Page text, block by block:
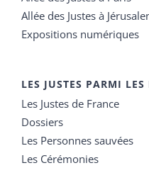
Allée des Justes à
Expositions numériques
LES JUSTES PARMI
Les Justes de France
Dossiers
Les Personnes sauvées
Les Cérémonies